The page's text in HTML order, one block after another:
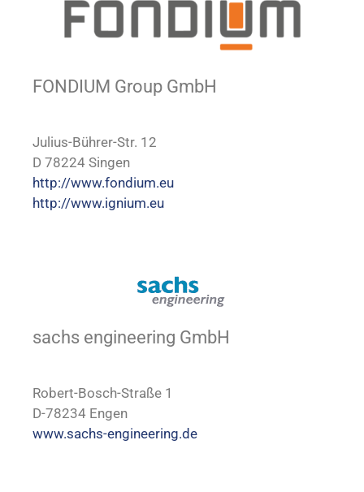
FONDIUM Group GmbH
Julius-Bührer-Str. 12
D 78224 Singen
http://www.fondium.eu
http://www.ignium.eu
sachs engineering GmbH
Robert-Bosch-Straße 1
D-78234 Engen
www.sachs-engineering.de